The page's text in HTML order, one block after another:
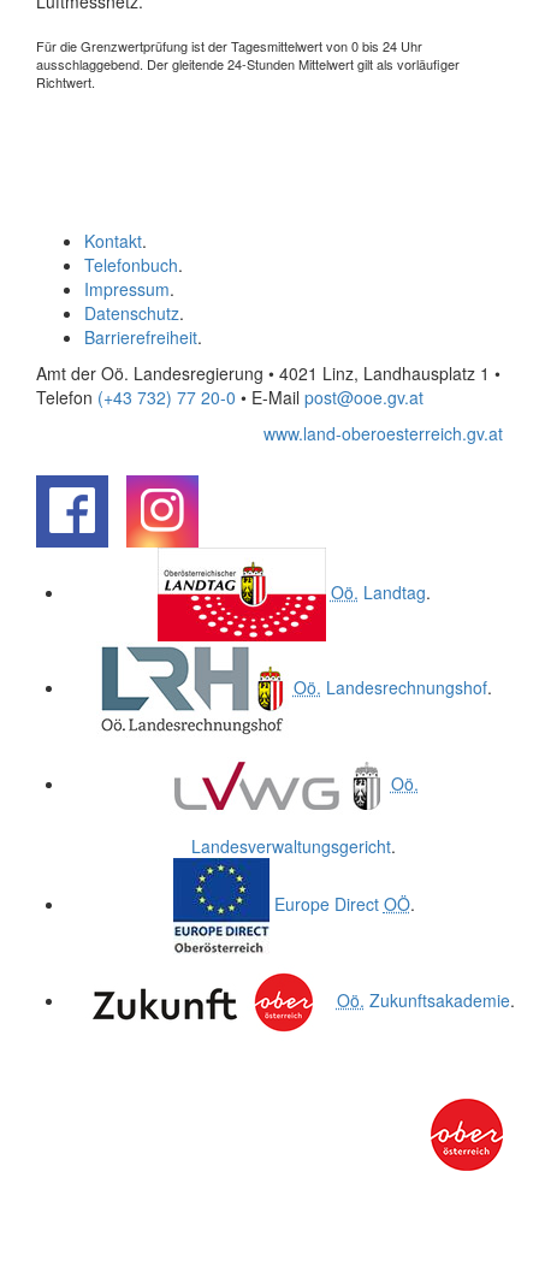
Für die Grenzwertprüfung ist der Tagesmittelwert von 0 bis 24 Uhr
ausschlaggebend. Der gleitende 24-Stunden Mittelwert gilt als vorläufiger
Richtwert.
Kontakt.
Telefonbuch.
Impressum.
Datenschutz.
Barrierefreiheit.
Amt der Oö. Landesregierung • 4021 Linz, Landhausplatz 1 •
Telefon (+43 732) 77 20-0 • E-Mail post@ooe.gv.at
www.land-oberoesterreich.gv.at
Oö. Landtag.
Oö. Landesrechnungshof.
Oö.
Landesverwaltungsgericht.
Europe Direct OÖ.
Oö. Zukunftsakademie.